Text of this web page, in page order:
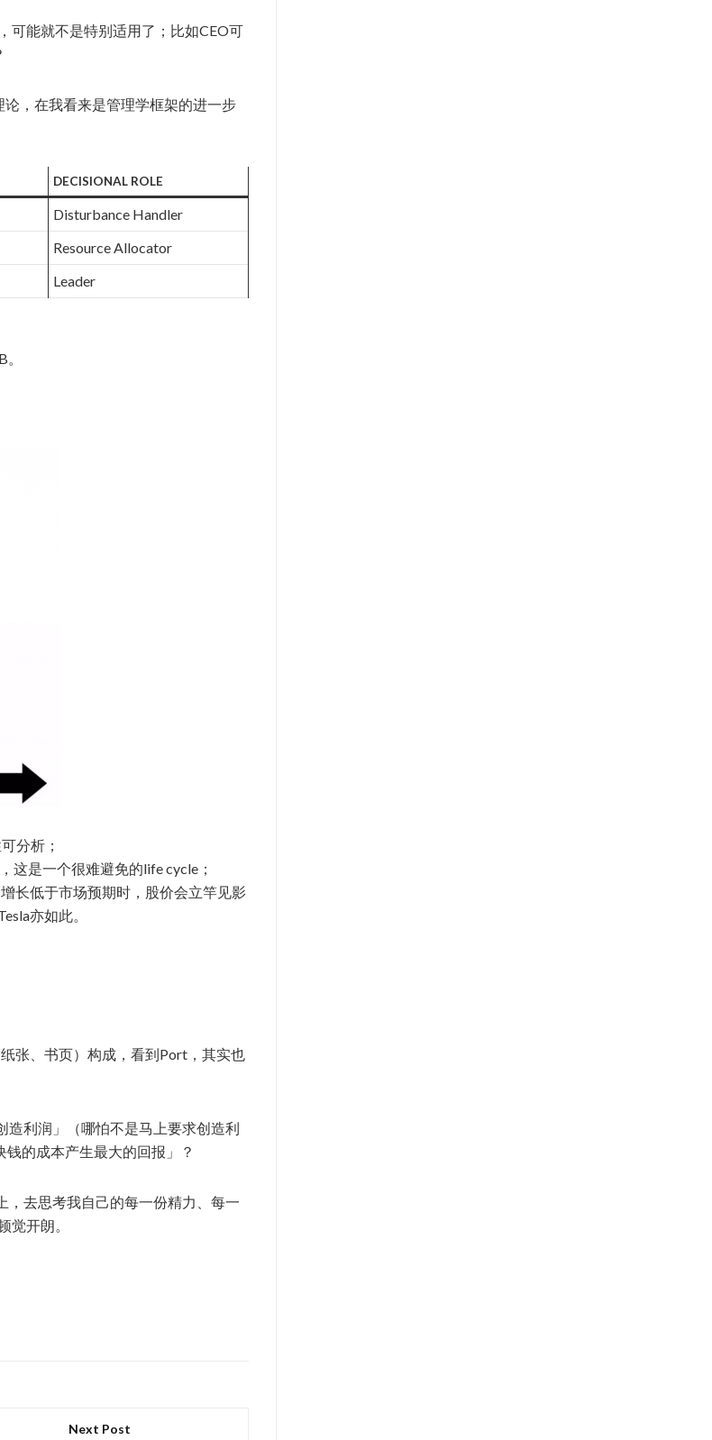
可能就不是特别适用了；比如CEO可
，在我看来是管理学框架的进一步
DECISIONAL ROLE
Disturbance Handler
Resource Allocator
Leader
分析；
这是一个很难避免的life cycle；
长低于市场预期时，股价会立竿见影
亦如此。
张、书页）构成，看到Port，其实也
造利润」（哪怕不是马上要求创造利
的成本产生最大的回报」？
去思考我自己的每一份精力、每一
觉开朗。
Next Post